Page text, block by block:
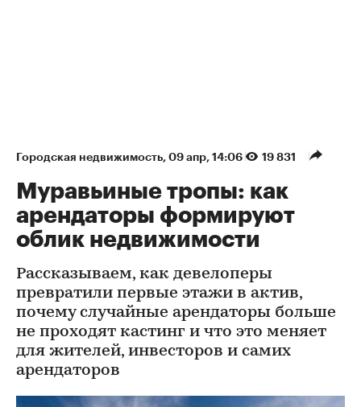
Городская недвижимость 09 апр, 14:06 19 831
Муравьиные тропы: как
арендаторы формируют
облик недвижимости
Рассказываем, как девелоперы
превратили первые этажи в актив,
почему случайные арендаторы больше
не проходят кастинг и что это меняет
для жителей, инвесторов и самих
арендаторов